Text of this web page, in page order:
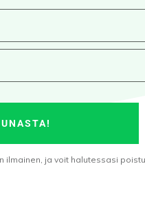
ja voit halutessasi